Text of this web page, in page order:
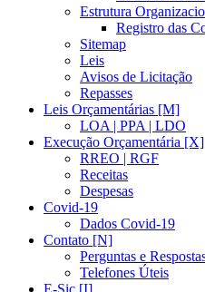
Estrutura
Registro das
Sitemap
Leis
Avisos de Licitação
Repasses
Leis Orçamentárias [M]
LOA | PPA | LDO
Execução Orçamentária [X]
RREO | RGF
Receitas
Despesas
Covid-19
Dados Covid-19
Contato [N]
Perguntas e
Telefones Úteis
E-Sic [I]